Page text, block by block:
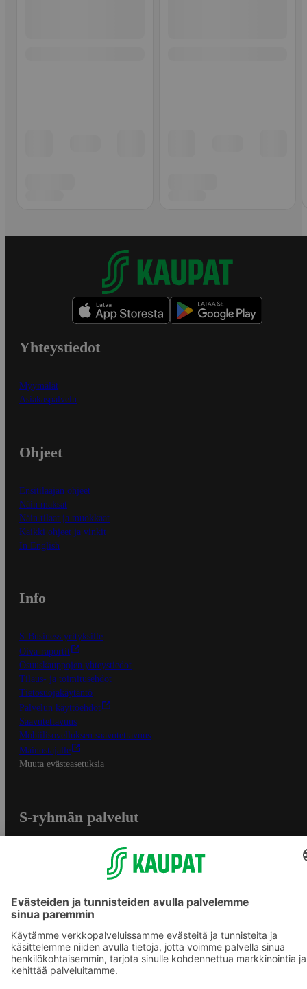
Yhteystiedot
Myymälät
Asiakaspalvelu
Ohjeet
Ensitilaajan ohjeet
Näin maksat
Näin tilaat ja muokkaat
Kaikki ohjeet ja vinkit
In English
Info
S-Business yrityksille
Oiva-raportit
Osuuskauppojen yhteystiedot
Tilaus- ja toimitusehdot
Tietosuojakäytäntö
Palvelun käyttöehdot
Saavutettavuus
Mobiilisovelluksen saavutettavuus
Mainostajalle
Muuta evästeasetuksia
S-ryhmän palvelut
S-ostoslista -sovellus
Prisma.fi
Sokos.fi
S-Pankki
Yhteishyvä
Sokos Hotels